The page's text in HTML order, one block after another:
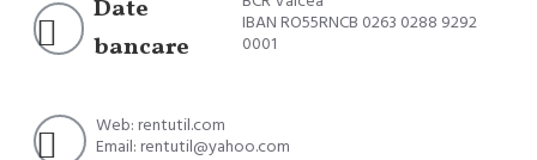
Date
bancare
IBAN RO55RNCB 0263 0288 9292
0001
Web: rentutil.com
Email: rentutil@yahoo.com